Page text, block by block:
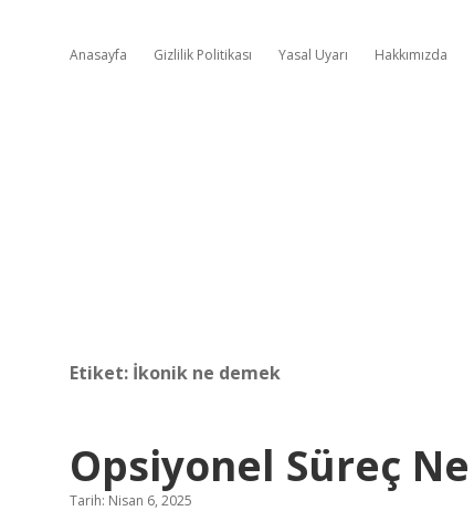
Anasayfa Gizlilik Politikası Yasal Uyarı Hakkımızda
Etiket: İkonik ne demek
Opsiyonel Süreç
Tarih: Nisan 6, 2025